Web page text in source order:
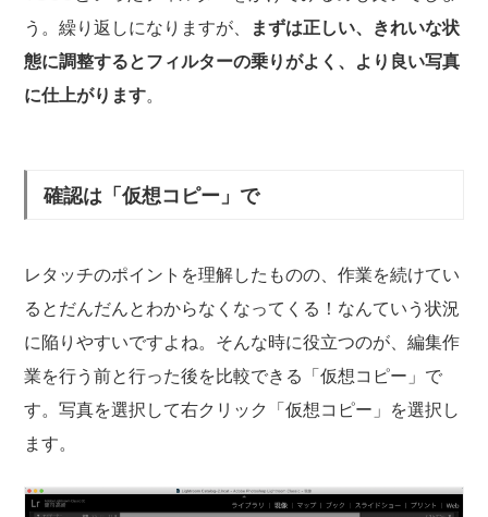
う。繰り返しになりますが、
まずは正しい、きれいな状
態に調整するとフィルターの乗りがよく、より良い写真
に仕上がります。
確認は「仮想コピー」で
レタッチのポイントを理解したものの、作業を続けてい
るとだんだんとわからなくなってくる！なんていう状況
に陥りやすいですよね。そんな時に役立つのが、編集作
業を行う前と行った後を比較できる「仮想コピー」で
す。写真を選択して右クリック「仮想コピー」を選択し
ます。